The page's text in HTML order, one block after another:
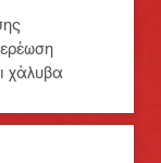
χάλυβα